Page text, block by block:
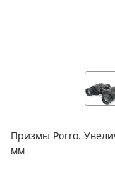
Призмы Porro.
мм